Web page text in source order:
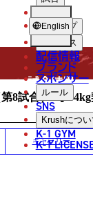
English
ショップ
ニュース
配信情報
ブランド
スポンサー
ルール
SNS
Krushについ
K-1 GYM
K-1
試合結果
8試合） 【-
ギャラリー